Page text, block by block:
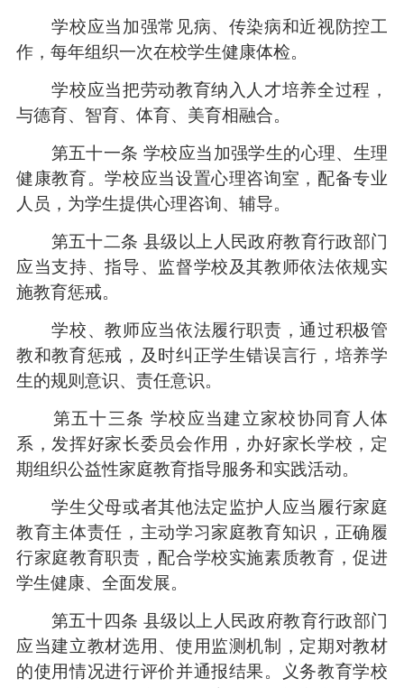
学校应当加强常见病、传染病和近视防控工
作，每年组织一次在校学生健康体检。
学校应当把劳动教育纳入人才培养全过程，
与德育、智育、体育、美育相融合。
第五十一条 学校应当加强学生的心理、生理
健康教育。学校应当设置心理咨询室，配备专业
人员，为学生提供心理咨询、辅导。
第五十二条 县级以上人民政府教育行政部门
应当支持、指导、监督学校及其教师依法依规实
施教育惩戒。
学校、教师应当依法履行职责，通过积极管
教和教育惩戒，及时纠正学生错误言行，培养学
生的规则意识、责任意识。
第五十三条 学校应当建立家校协同育人体
系，发挥好家长委员会作用，办好家长学校，定
期组织公益性家庭教育指导服务和实践活动。
学生父母或者其他法定监护人应当履行家庭
教育主体责任，主动学习家庭教育知识，正确履
行家庭教育职责，配合学校实施素质教育，促进
学生健康、全面发展。
第五十四条 县级以上人民政府教育行政部门
应当建立教材选用、使用监测机制，定期对教材
的使用情况进行评价并通报结果。义务教育学校